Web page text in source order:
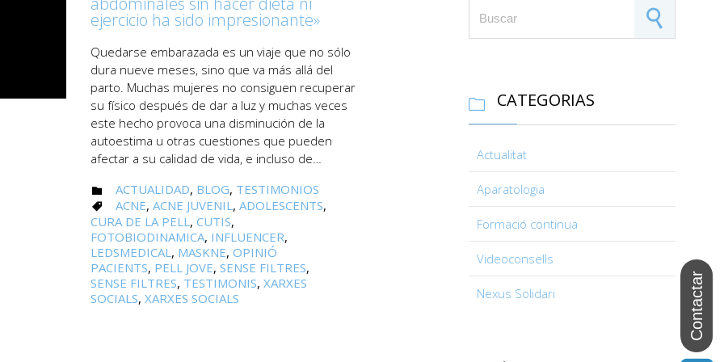
ejercicio ha sido impresionante»
Quedarse embarazada es un viaje que no sólo
dura nueve meses, sino que va más allá del
parto. Muchas mujeres no consiguen recuperar
su físico después de dar a luz y muchas veces
este hecho provoca una disminución de la
autoestima u otras cuestiones que pueden
afectar a su calidad de vida, e incluso de…
 CATEGORY
ACTUALIDAD, BLOG, TESTIMONIOS
 CATEGORY
ACNE, ACNE JUVENIL, ADOLESCENTS,
CURA DE LA PELL, CUTIS,
FOTOBIODINAMICA, INFLUENCER,
LEDSMEDICAL, MASKNE, OPINIÓ
PACIENTS, PELL JOVE, SENSE FILTRES,
SENSE FILTRES, TESTIMONIS, XARXES
SOCIALS, XARXES SOCIALS
 CATEGORIAS
Actualitat
Aparatologia
Formació continua
Videoconsells
Nexus Solidari